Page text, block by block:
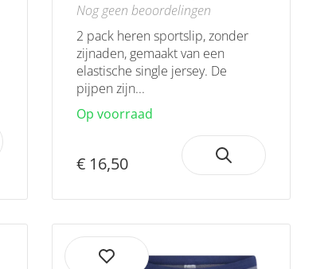
Nog geen beoordelingen
2 pack heren sportslip, zonder
zijnaden, gemaakt van een
elastische single jersey. De
pijpen zijn...
Op voorraad
€ 16,50